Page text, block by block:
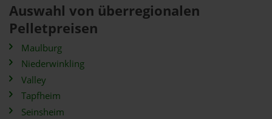
Auswahl von überregionalen
Pelletpreisen
Maulburg
Niederwinkling
Valley
Tapfheim
Seinsheim